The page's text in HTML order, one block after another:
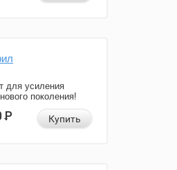
для усиления
поколения!
Р Купить